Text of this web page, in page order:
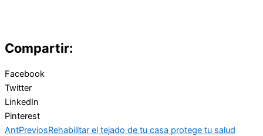
Compartir:
Facebook
Twitter
LinkedIn
Pinterest
AntPreviosRehabilitar el tejado de tu casa protege tu salud